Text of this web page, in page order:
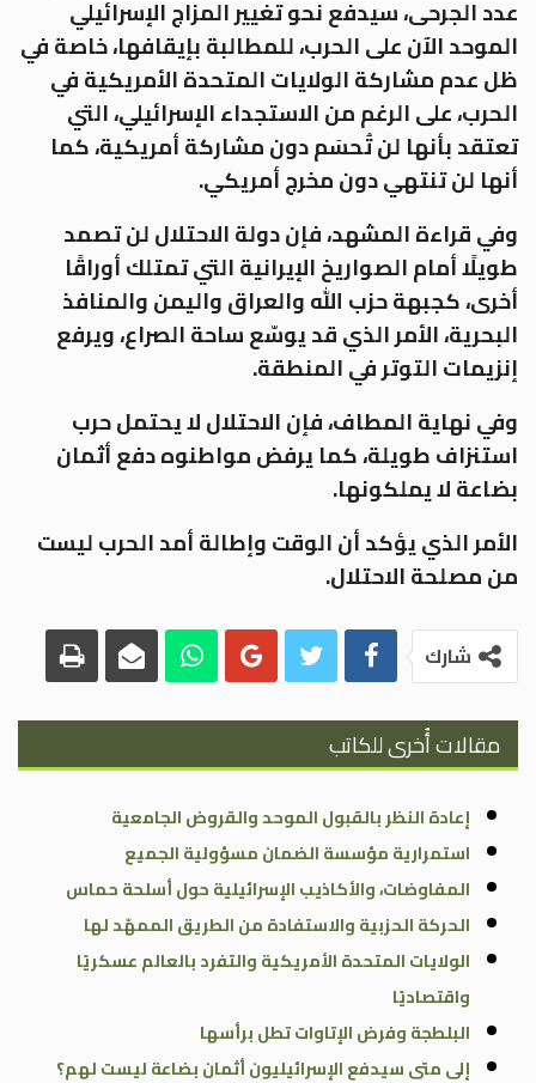
عدد الجرحى، سيدفع نحو تغيير المزاج الإسرائيلي
الموحد الآن على الحرب، للمطالبة بإيقافها، خاصة في
ظل عدم مشاركة الولايات المتحدة الأمريكية في
الحرب، على الرغم من الاستجداء الإسرائيلي، التي
تعتقد بأنها لن تُحسَم دون مشاركة أمريكية، كما
أنها لن تنتهي دون مخرج أمريكي.
وفي قراءة المشهد، فإن دولة الاحتلال لن تصمد
طويلًا أمام الصواريخ الإيرانية التي تمتلك أوراقًا
أخرى، كجبهة حزب الله والعراق واليمن والمنافذ
البحرية، الأمر الذي قد يوسّع ساحة الصراع، ويرفع
إنزيمات التوتر في المنطقة.
وفي نهاية المطاف، فإن الاحتلال لا يحتمل حرب
استنزاف طويلة، كما يرفض مواطنوه دفع أثمان
بضاعة لا يملكونها.
الأمر الذي يؤكد أن الوقت وإطالة أمد الحرب ليست
من مصلحة الاحتلال.
شارك
مقالات أُخرى للكاتب
إعادة النظر بالقبول الموحد والقروض الجامعية
استمرارية مؤسسة الضمان مسؤولية الجميع
المفاوضات، والأكاذيب الإسرائيلية حول أسلحة حماس
الحركة الحزبية والاستفادة من الطريق الممهّد لها
الولايات المتحدة الأمريكية والتفرد بالعالم عسكريًا
واقتصاديًا
البلطجة وفرض الإتاوات تطل برأسها
إلى متى سيدفع الإسرائيليون أثمان بضاعة ليست لهم؟